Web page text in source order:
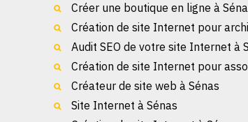
Créer une boutique en ligne à
Création de site Internet pour
Audit SEO de votre site Internet à
Création de site Internet pour
Créateur de site web à Sénas
Site Internet à Sénas